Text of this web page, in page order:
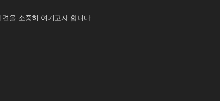
을 소중히 여기고자 합니다.